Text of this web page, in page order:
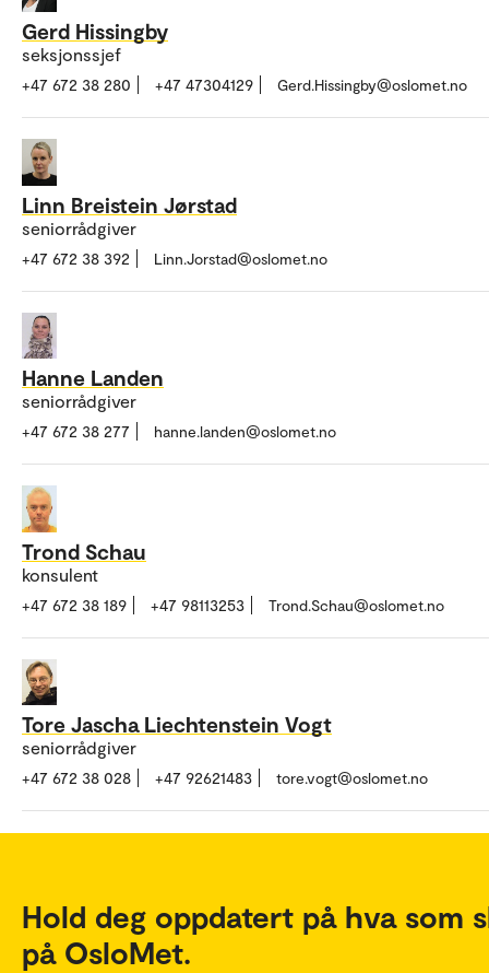
Gerd Hissingby
seksjonssjef
+47 672 38 280 +47 47304129 Gerd.Hissingby@oslomet.no
Linn Breistein Jørstad
seniorrådgiver
+47 672 38 392 Linn.Jorstad@oslomet.no
Hanne Landen
seniorrådgiver
+47 672 38 277 hanne.landen@oslomet.no
Trond Schau
konsulent
+47 672 38 189 +47 98113253 Trond.Schau@oslomet.no
Tore Jascha Liechtenstein Vogt
seniorrådgiver
+47 672 38 028 +47 92621483 tore.vogt@oslomet.no
Hold deg oppdatert på hva som
på OsloMet.